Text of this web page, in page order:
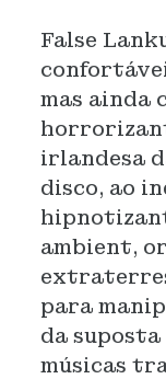
False
mas ainda
irlandesa
disco, ao
ambient,
para
da
músicas